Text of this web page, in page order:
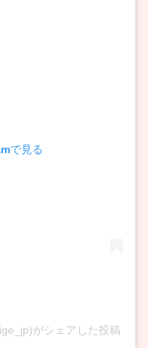
で見る
がシェアした投稿